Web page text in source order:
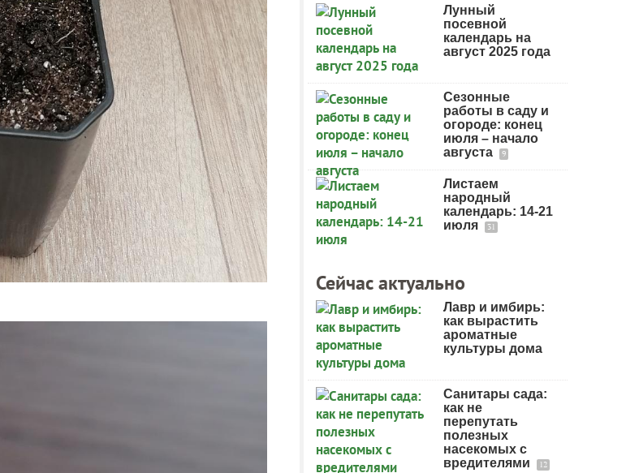
Лунный
посевной
календарь на
август 2025 года
Сезонные
работы в саду и
огороде: конец
июля – начало
августа
9
Листаем
народный
календарь: 14-21
июля
31
Сейчас актуально
Лавр и имбирь:
как вырастить
ароматные
культуры дома
Санитары сада:
как не
перепутать
полезных
насекомых с
вредителями
12